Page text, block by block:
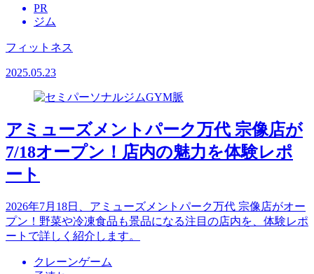
PR
ジム
フィットネス
2025.05.23
アミューズメントパーク万代 宗像店が
7/18オープン！店内の魅力を体験レポ
ート
2026年7月18日、アミューズメントパーク万代 宗像店がオー
プン！野菜や冷凍食品も景品になる注目の店内を、体験レポ
ートで詳しく紹介します。
クレーンゲーム